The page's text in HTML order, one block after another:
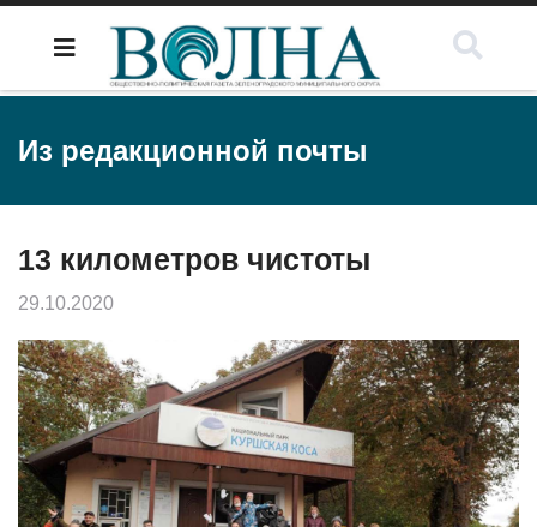
Из редакционной почты
13 километров чистоты
29.10.2020